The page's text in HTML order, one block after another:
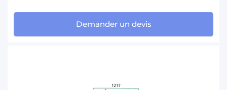
Demander un devis